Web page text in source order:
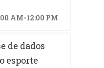
AM-12:00 PM
de dados
esporte